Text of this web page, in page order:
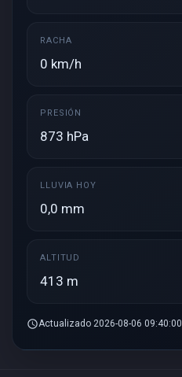
RACHA
0 km/h
PRESIÓN
873 hPa
LLUVIA HOY
0,0 mm
ALTITUD
413 m
scheduleActualizado 2026-08-06 09:40:00